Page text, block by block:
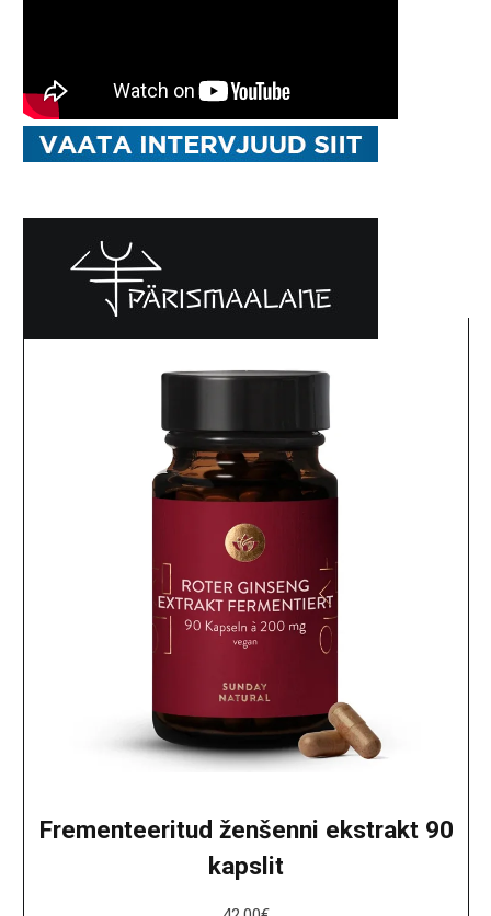
Frementeeritud ženšenni ekstrakt 90
kapslit